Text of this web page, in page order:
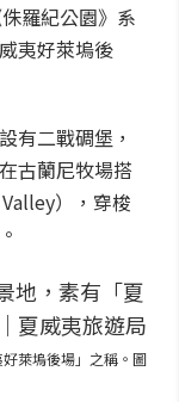
羅紀公園》系
夷好萊塢後
有二戰碉堡，
古蘭尼牧場搭
），穿梭
萊塢後場」之稱。圖